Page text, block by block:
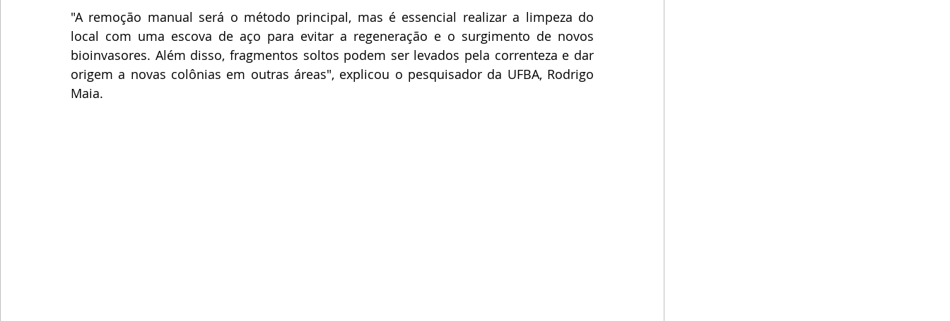
"A remoção manual será o método principal, mas é essencial realizar a limpeza do
local com uma escova de aço para evitar a regeneração e o surgimento de novos
bioinvasores. Além disso, fragmentos soltos podem ser levados pela correnteza e dar
origem a novas colônias em outras áreas", explicou o pesquisador da UFBA, Rodrigo
Maia.